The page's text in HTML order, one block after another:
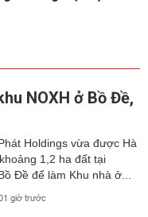
NOXH ở Bồ Đề,
Holdings vừa được Hà
1,2 ha đất tại
Đề để làm Khu nhà ở...
giờ trước